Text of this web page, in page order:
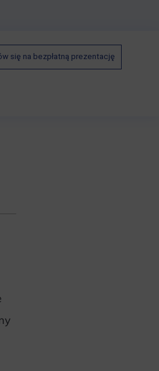
się na bezpłatną prezentację